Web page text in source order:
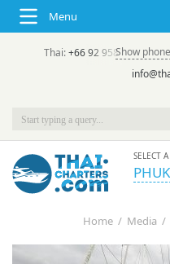
Menu
Thai:+66 92 958 8644(rus/
Show
SELECT
Home / Media /